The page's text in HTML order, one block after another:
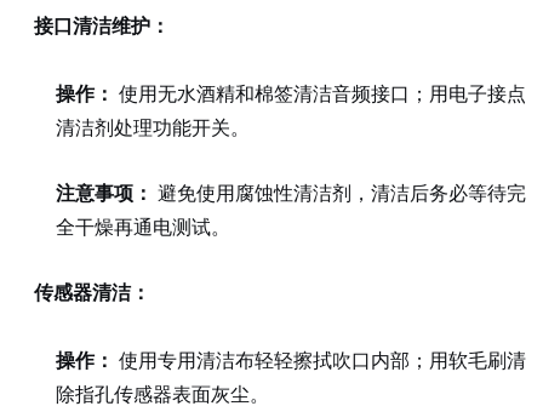
接口清洁维护：
操作： 使用无水酒精和棉签清洁音频接口；用电子接点
清洁剂处理功能开关。
注意事项： 避免使用腐蚀性清洁剂，清洁后务必等待完
全干燥再通电测试。
传感器清洁：
操作： 使用专用清洁布轻轻擦拭吹口内部；用软毛刷清
除指孔传感器表面灰尘。